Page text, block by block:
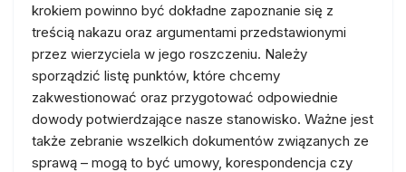
krokiem powinno być dokładne zapoznanie się z
treścią nakazu oraz argumentami przedstawionymi
przez wierzyciela w jego roszczeniu. Należy
sporządzić listę punktów, które chcemy
zakwestionować oraz przygotować odpowiednie
dowody potwierdzające nasze stanowisko. Ważne jest
także zebranie wszelkich dokumentów związanych ze
sprawą – mogą to być umowy, korespondencja czy